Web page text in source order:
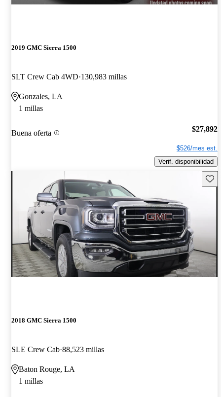
2019 GMC Sierra 1500
SLT Crew Cab 4WD 130,983 millas
Gonzales, LA
1 millas
Buena oferta $27,892
$526/mes est.
Verif. disponibilidad
2018 GMC Sierra 1500
SLE Crew Cab 88,523 millas
Baton Rouge, LA
1 millas